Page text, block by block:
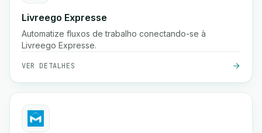
Livreego Expresse
Automatize fluxos de trabalho conectando-se à
Livreego Expresse.
VER DETALHES